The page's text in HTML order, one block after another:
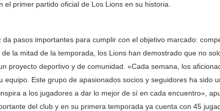
el primer partido oficial de Los Lions en su historia.
da pasos importantes para cumplir con el objetivo marcado:
la mitad de la temporada, los Lions han demostrado que no
proyecto deportivo y de comunidad. «Cada semana, los
equipo. Este grupo de apasionados socios y seguidores ha sido
a los jugadores a dar lo mejor de sí en cada encuentro»,
del club y en su primera temporada ya cuenta con 45